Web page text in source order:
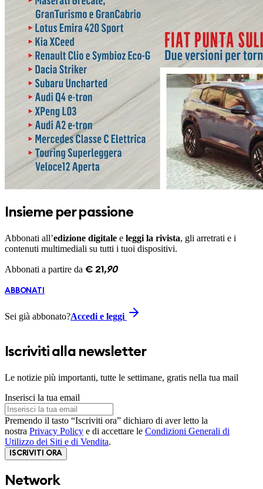
Insieme per passione
Abbonati all’edizione digitale e leggi la rivista, gli arretrati e i
contenuti multimediali su tutti i tuoi dispositivi.
Abbonati a partire da € 21 ,90
ABBONATI
Sei già abbonato?Accedi e leggi
Iscriviti alla newsletter
Le notizie più importanti, tutte le settimane, gratis nella tua mail
Inserisci la tua email
Premendo il tasto “Iscriviti ora” dichiaro di aver letto la
nostra Privacy Policy e di accettare le Condizioni Generali di
Utilizzo dei Siti e di Vendita.
ISCRIVITI ORA
Network